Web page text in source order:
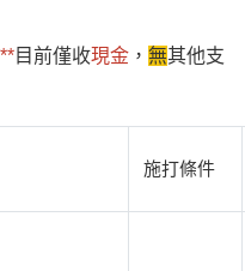
**目前僅收現金 ， 無其他支
施打條件